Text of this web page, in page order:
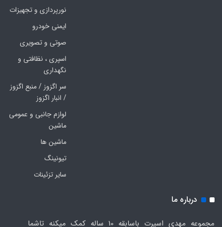
نورپردازی و تجهیزات
ایمنی خودرو
صوتی و تصویری
اسپری ، نظافتی و
نگهداری
سر اگزوز / منبع اگزوز
/ انبار اگزوز
لوازم جانبی و عمومی
ماشین
ماشین ها
تیونینگ
سایر تزئینات
درباره ما
مجموعه مهدی اسپرت باسابقه 10 ساله کمک میکنه تاشما